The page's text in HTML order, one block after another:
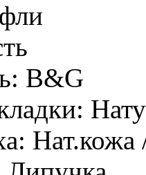
B&G
Нат.кожа